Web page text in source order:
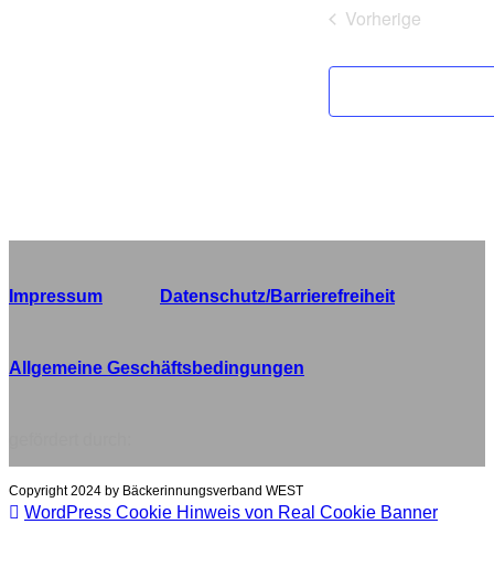
Vorherige
Impressum Datenschutz/Barrierefreiheit
Allgemeine Geschäftsbedingungen
Copyright 2024 by Bäckerinnungsverband WEST
WordPress Cookie Hinweis von Real Cookie Banner